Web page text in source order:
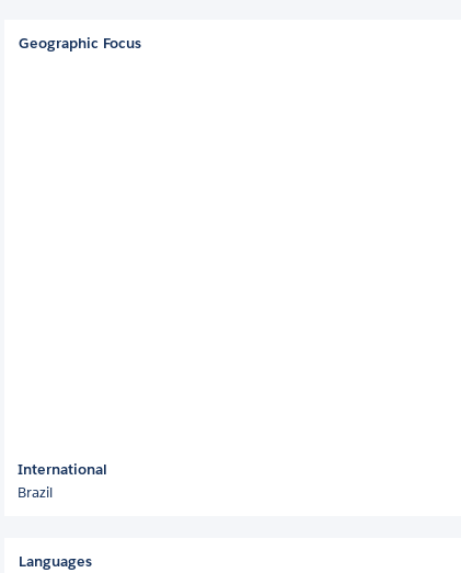
Geographic Focus
International
Brazil
Languages